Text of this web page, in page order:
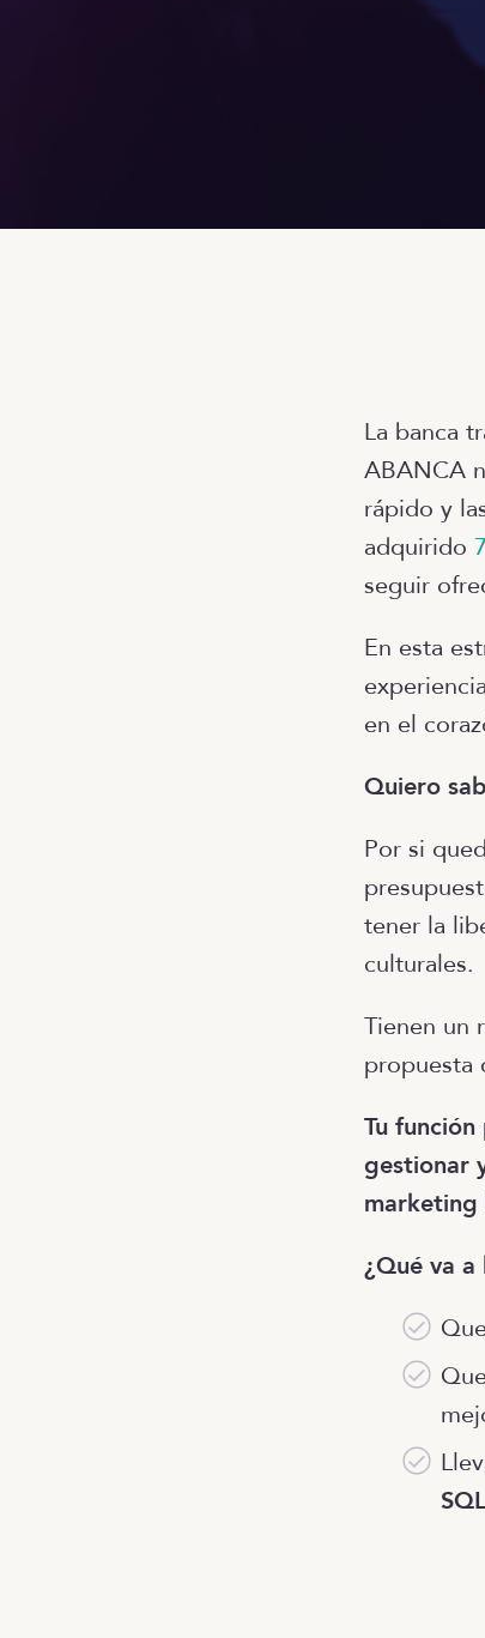
La banca
ABANCA
rápido y
adquirido
seguir
En esta
en el
Quiero
Por si
tener la
culturales.
Tienen un
propuesta
Tu
gestionar
marketing
¿Qué va